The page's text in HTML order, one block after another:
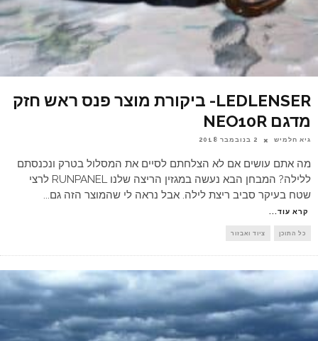
LEDLENSER- ביקורת מוצר פנס ראש חזק
מדגם NEO10R
גיא חלמיש 2 בנובמבר 2018
מה אתם עושים אם לא הצלחתם לסיים את המסלול בטרק ונכנסתם
ללילה? המבחן הבא נעשה במגזין הריצה שלנו RUNPANEL לרצי
שטח בעיקר סביב ריצת לילה. אבל נראה לי שהמוצר הזה גם
קרא עוד...
כל התוכן ציוד ואבזור